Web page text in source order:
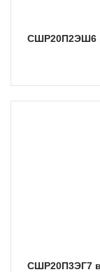
СШР20П2ЭШ6
СШР20П3ЭГ7